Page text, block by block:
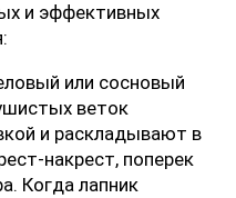
и эффективных
или сосновый
веток
и раскладывают в
накрест, поперек
Когда лапник